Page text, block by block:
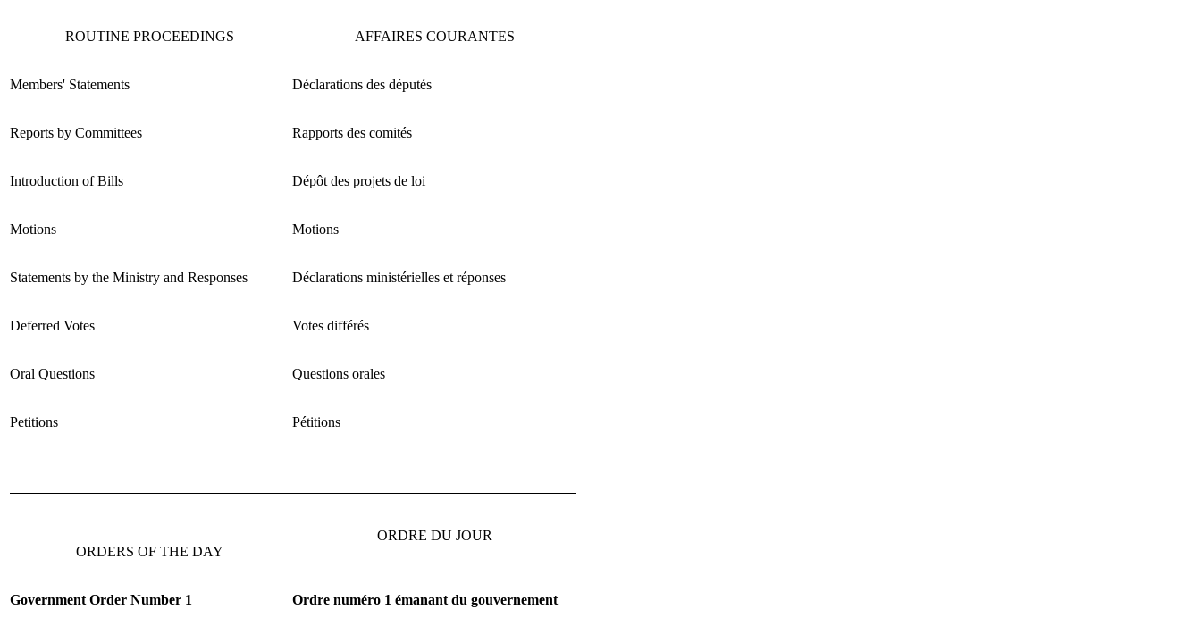
ROUTINE PROCEEDINGS AFFAIRES COURANTES
Members' Statements Déclarations des députés
Reports by Committees Rapports des comités
Introduction of Bills Dépôt des projets de loi
Motions Motions
Statements by the Ministry and Responses Déclarations ministérielles et réponses
Deferred Votes Votes différés
Oral Questions Questions orales
Petitions Pétitions
ORDERS OF THE DAY
ORDRE DU JOUR
Government Order Number 1 Ordre numéro 1 émanant du gouvernement